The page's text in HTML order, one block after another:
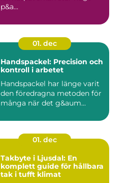
p&a...
01. dec
Handspackel: Precision och
kontroll i arbetet
Handspackel har länge varit
den föredragna metoden för
många när det g&aum...
01. dec
Takbyte i Ljusdal: En
komplett guide för hållbara
tak i tufft klimat